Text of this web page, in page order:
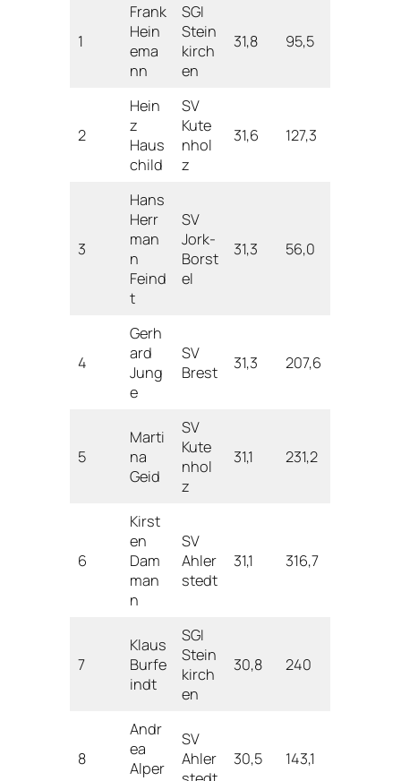
1
Frank
Hein
ema
nn
SGI
Stein
kirch
en
31,8 95,5
2
Hein
z
Haus
child
SV
Kute
nhol
z
31,6 127,3
3
Hans
Herr
man
n
Feind
t
SV
Jork-
Borst
el
31,3 56,0
4
Gerh
ard
Jung
e
SV
Brest
31,3 207,6
5
Marti
na
Geid
SV
Kute
nhol
z
31,1 231,2
6
Kirst
en
Dam
man
n
SV
Ahler
stedt
31,1 316,7
7
Klaus
Burfe
indt
SGI
Stein
kirch
en
30,8 240
8
Andr
ea
Alper
SV
Ahler
30,5 143,1